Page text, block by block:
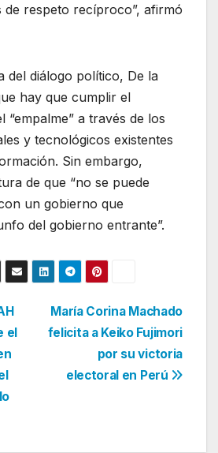
de respeto recíproco”, afirmó
del diálogo político, De la
hay que cumplir el
“empalme” a través de los
y tecnológicos existentes
Sin embargo,
de que “no se puede
un gobierno que
del gobierno entrante”.
María Corina Machado
felicita a Keiko Fujimori
por su victoria
electoral en Perú
el